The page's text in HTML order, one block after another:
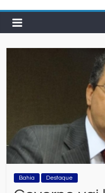
tecnologia na China
FIEB lança Comitê das
objetivo de fortalecer o setor
Bahia Destaque